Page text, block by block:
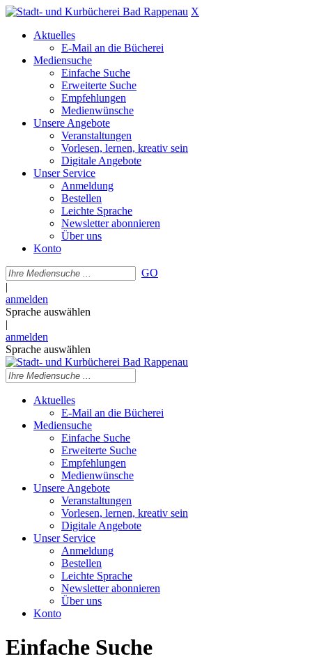
X
Aktuelles
E-Mail an die Bücherei
Mediensuche
Einfache Suche
Erweiterte Suche
Empfehlungen
Medienwünsche
Unsere Angebote
Veranstaltungen
Vorlesen, lernen, kreativ sein
Digitale Angebote
Unser Service
Anmeldung
Bestellen
Leichte Sprache
Newsletter abonnieren
Über uns
Konto
GO
|
anmelden
Sprache auswählen
|
anmelden
Sprache auswählen
Aktuelles
E-Mail an die Bücherei
Mediensuche
Einfache Suche
Erweiterte Suche
Empfehlungen
Medienwünsche
Unsere Angebote
Veranstaltungen
Vorlesen, lernen, kreativ sein
Digitale Angebote
Unser Service
Anmeldung
Bestellen
Leichte Sprache
Newsletter abonnieren
Über uns
Konto
Einfache Suche